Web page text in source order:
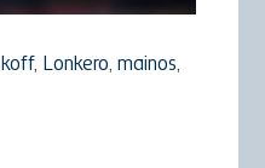
koff, Lonkero,mainos,